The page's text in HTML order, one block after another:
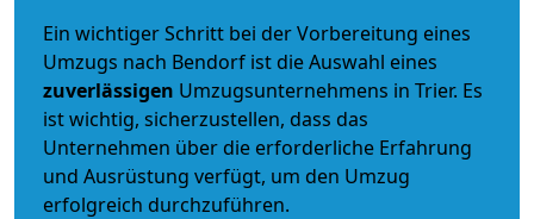
Ein wichtiger Schritt bei der Vorbereitung eines
Umzugs nach Bendorf ist die Auswahl eines
zuverlässigen Umzugsunternehmens in Trier. Es
ist wichtig, sicherzustellen, dass das
Unternehmen über die erforderliche Erfahrung
und Ausrüstung verfügt, um den Umzug
erfolgreich durchzuführen.